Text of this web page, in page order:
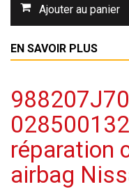
Ajouter au panier
EN SAVOIR PLUS
réparation
airbag